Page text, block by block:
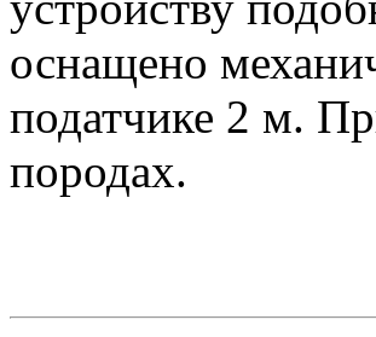
оснащено
податчике 2 м.
породах.